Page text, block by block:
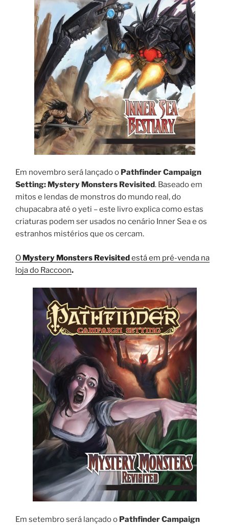
Em novembro será lançado o Pathfinder Campaign
Setting: Mystery Monsters Revisited. Baseado em
mitos e lendas de monstros do mundo real, do
chupacabra até o yeti – este livro explica como estas
criaturas podem ser usados no cenário Inner Sea e os
estranhos mistérios que os cercam.
O Mystery Monsters Revisitedestá em pré-venda na
loja do Raccoon.
Em setembro será lançado o Pathfinder Campaign